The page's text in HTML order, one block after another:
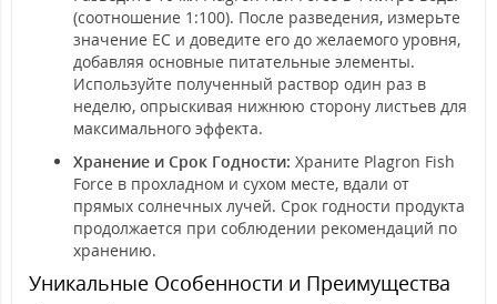
(соотношение 1:100). После разведения, измерьте
значение EC и доведите его до желаемого уровня,
добавляя основные питательные элементы.
Используйте полученный раствор один раз в
неделю, опрыскивая нижнюю сторону листьев для
максимального эффекта.
Хранение и Срок Годности: Храните Plagron Fish
Force в прохладном и сухом месте, вдали от
прямых солнечных лучей. Срок годности продукта
продолжается при соблюдении рекомендаций по
хранению.
Уникальные Особенности и Преимущества